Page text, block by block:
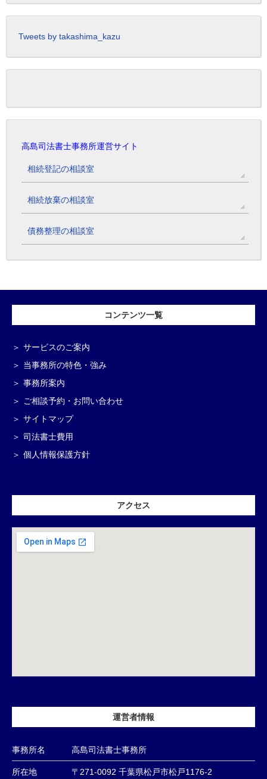
Tweets by takashima_kazu
高島司法書士事務所運営サイト
相続登記の相談室
相続放棄の相談室
債務整理の相談室
コンテンツ一覧
サービスのご案内
当事務所の特色・強み
事務所案内
ご相談予約・お問い合わせ
サイトマップ
司法書士費用
個人情報保護方針
アクセス
運営者情報
事務所名 高島司法書士事務所
所在地 〒271-0092 千葉県松戸市松戸1176-2